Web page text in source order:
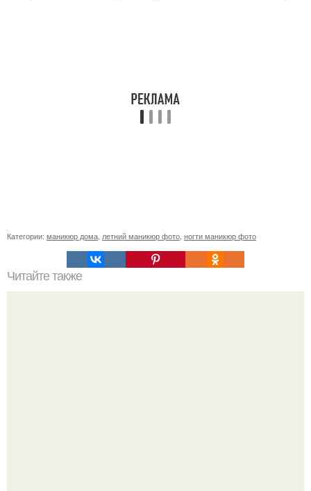
Категории: маникюр дома летний маникюр фото ногти маникюр фото
Читайте также